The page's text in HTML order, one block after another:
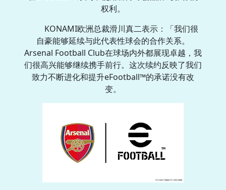
权利。
KONAMI欧洲总裁滑川真二表示：「我们很
自豪能够延续与此代表性球会的合作关系。
Arsenal Football Club在球场内外都展现卓越，我
们很高兴能够继续携手前行。这次续约反映了我们
致力不断进化和提升eFootball™的承诺没有改
变。